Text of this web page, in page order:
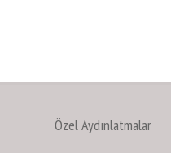
Özel Aydınlatmalar